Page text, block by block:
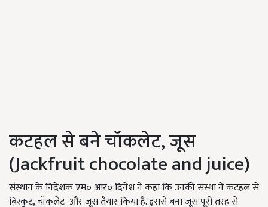
कटहल से बने चॉकलेट, जूस
(Jackfruit chocolate and juice)
संस्थान के निदेशक एम० आर० दिनेश ने कहा कि उनकी संस्था ने कटहल से
बिस्कुट, चॉकलेट और जूस तैयार किया हैं. इससे बना जूस पूरी तरह से